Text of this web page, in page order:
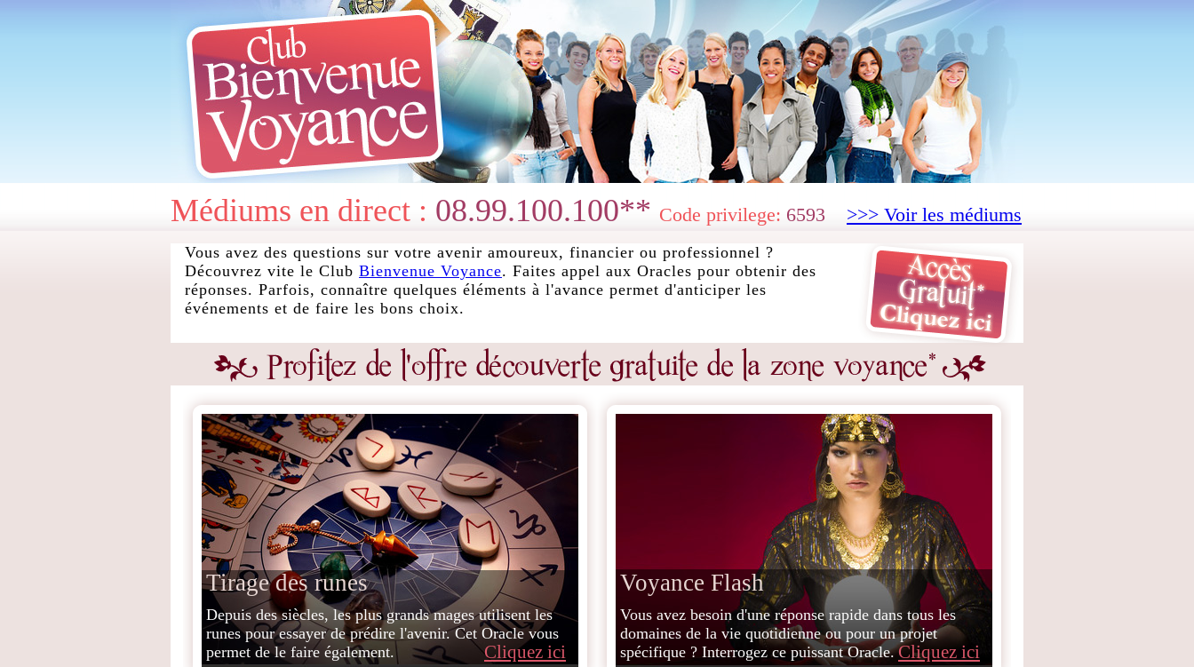
Médiums en direct : 08.99.100.100** Code privilege: 6593 >>> Voir les médiums
Vous avez des questions sur votre avenir amoureux, financier ou professionnel ?
Découvrez vite le Club Bienvenue Voyance. Faites appel aux Oracles pour obtenir des
réponses. Parfois, connaître quelques éléments à l'avance permet d'anticiper les
événements et de faire les bons choix.
Tirage des runes
Cliquez ici
Depuis des siècles, les plus grands mages utilisent les
runes pour essayer de prédire l'avenir. Cet Oracle vous
permet de le faire également.
Voyance Flash
Cliquez ici
Vous avez besoin d'une réponse rapide dans tous les
domaines de la vie quotidienne ou pour un projet
spécifique ? Interrogez ce puissant Oracle.